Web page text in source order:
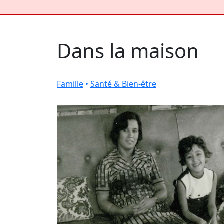
Dans la maison
Famille • Santé & Bien-être